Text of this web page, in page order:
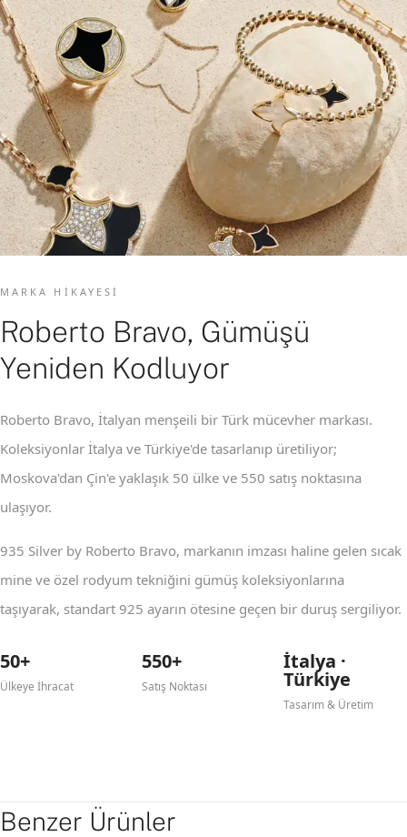
MARKA HIKAYESI
Roberto Bravo, Gümüşü
Yeniden Kodluyor
Roberto Bravo, İtalyan menşeili bir Türk mücevher markası.
Koleksiyonlar İtalya ve Türkiye'de tasarlanıp üretiliyor;
Moskova'dan Çin'e yaklaşık 50 ülke ve 550 satış noktasına
ulaşıyor.
935 Silver by Roberto Bravo, markanın imzası haline gelen sıcak
mine ve özel rodyum tekniğini gümüş koleksiyonlarına
taşıyarak, standart 925 ayarın ötesine geçen bir duruş sergiliyor.
50+
Ülkeye İhracat
550+
Satış Noktası
İtalya ·
Türkiye
Tasarım & Üretim
Benzer Ürünler